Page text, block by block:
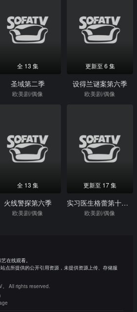
全 13 集
圣域第二季
欧美剧/偶像
更新至 6 集
设得兰谜案第六季
欧美剧/偶像
全 13 集
火线警探第六季
欧美剧/偶像
更新至 17 集
实习医生格蕾第十七季
欧美剧/偶像
在线观看。
点所提供的公开引用资源，未提供资源上传、存储服
All rights reserved.